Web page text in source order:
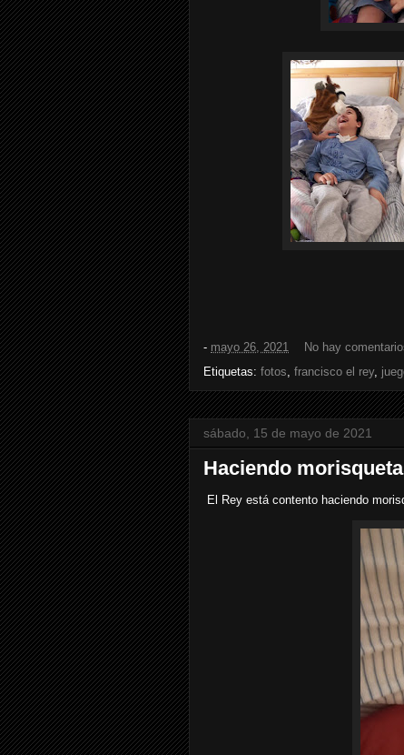
- mayo 26, 2021
No hay
Etiquetas: fotos, francisco el rey,
sábado, 15 de mayo de 2021
Haciendo
El Rey está contento haciendo